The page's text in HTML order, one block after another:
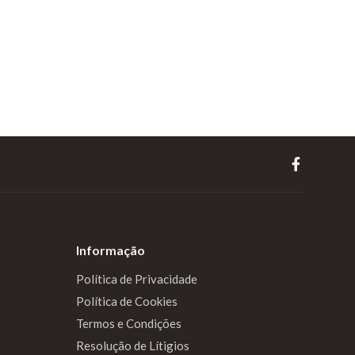
Informação
Política de Privacidade
Política de Cookies
Termos e Condições
Resolução de Lítigios